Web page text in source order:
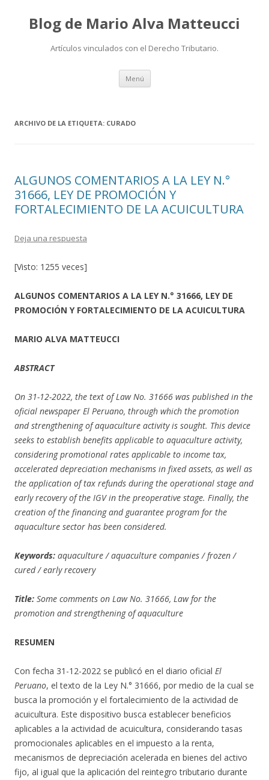
Blog de Mario Alva Matteucci
Artículos vinculados con el Derecho Tributario.
Menú Ir
contenido
ARCHIVO DE LA ETIQUETA: CURADO
ALGUNOS COMENTARIOS A LA LEY N.°
31666, LEY DE PROMOCIÓN Y
FORTALECIMIENTO DE LA ACUICULTURA
Deja una respuesta
[Visto: 1255 veces]
ALGUNOS COMENTARIOS A LA LEY N.° 31666, LEY DE
PROMOCIÓN Y FORTALECIMIENTO DE LA ACUICULTURA
MARIO ALVA MATTEUCCI
ABSTRACT
On 31-12-2022, the text of Law No. 31666 was published in the
oficial newspaper El Peruano, through which the promotion
and strengthening of aquaculture activity is sought. This device
seeks to establish benefits applicable to aquaculture activity,
considering promotional rates applicable to income tax,
accelerated depreciation mechanisms in fixedassets, as well as
the application of tax refunds during the operational stage and
early recovery of the IGV in the preoperative stage. Finally, the
creation of the financing and guarantee program for the
aquaculture sector has been considered.
Keywords: aquaculture / aquaculture companies / frozen /
cured / early recovery
Title: Some comments on Law No. 31666, Law for the
promotion and strengthening of aquaculture
RESUMEN
Con fecha 31-12-2022 se publicó en el diario oficial El
Peruano, el texto de la Ley N.° 31666, por medio de la cual se
busca la promoción y el fortalecimiento de la actividad de
acuicultura. Este dispositivo busca establecer beneficios
aplicables a la actividad de acuicultura, considerando tasas
promocionales aplicables en el impuesto a la renta,
mecanismos de depreciación acelerada en bienes del activo
fijo, al igual que la aplicación del reintegro tributario durante